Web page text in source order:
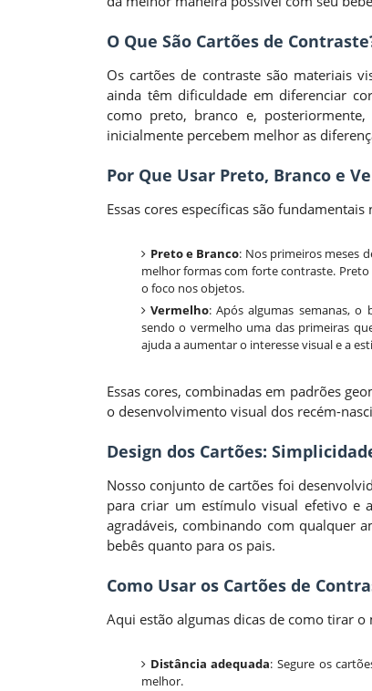
O Que São Cartões de
Os cartões de contraste são materiais
ainda têm dificuldade em diferenciar
como preto, branco e,
inicialmente percebem melhor as
Por Que Usar Preto, Branco e
Essas cores específicas são
Preto e Branco: Nos primeiros meses
melhor formas com forte contraste. Preto
o foco nos objetos.
Vermelho: Após algumas semanas, o
sendo o vermelho uma das primeiras
ajuda a aumentar o interesse visual e a
Essas cores, combinadas em padrões
o desenvolvimento visual dos recém-
Design dos Cartões:
Nosso conjunto de cartões foi
para criar um estímulo visual efetivo e
agradáveis, combinando com qualquer
bebês quanto para os pais.
Como Usar os Cartões de
Aqui estão algumas dicas de como tirar
Distância adequada: Segure os
melhor.